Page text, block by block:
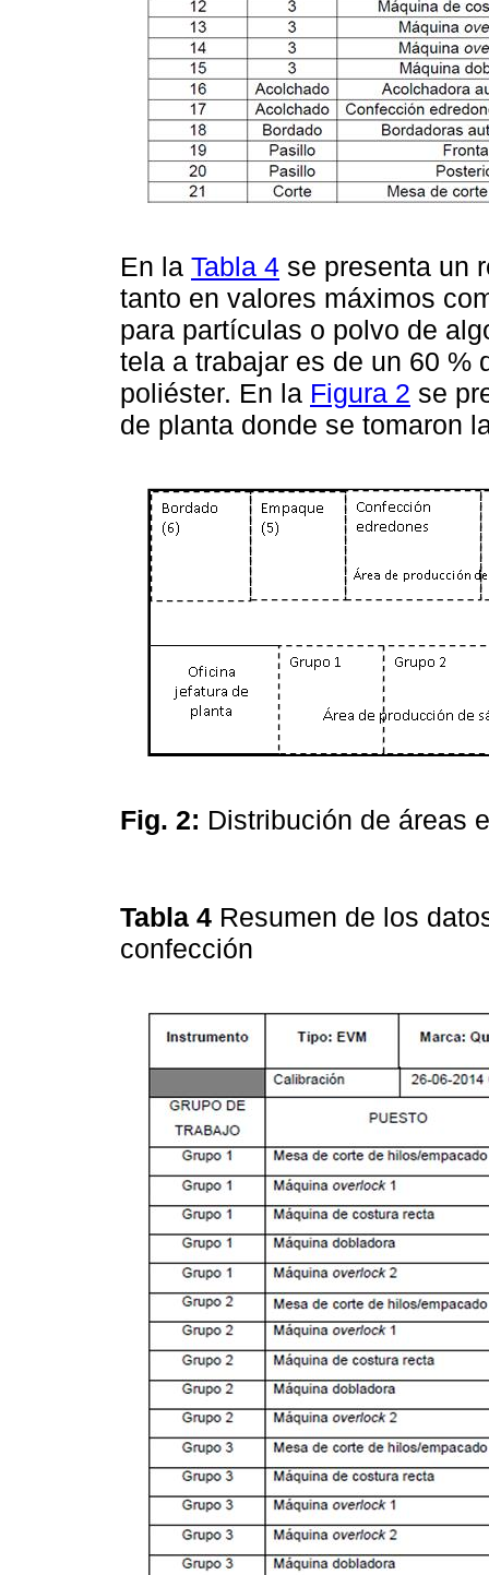
En la Tabla 4 se presenta un
tanto en valores máximos
para partículas o polvo de
tela a trabajar es de un 60 %
poliéster. En la Figura 2 se
de planta donde se tomaron
Fig. 2: Distribución de áreas
Tabla 4 Resumen de los
confección